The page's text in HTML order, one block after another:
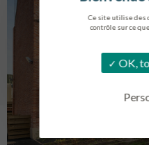
Ce site utilise des
contrôle sur ce
OK,